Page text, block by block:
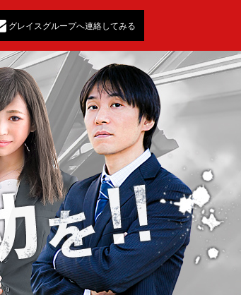
グレイスグループへ連絡してみる